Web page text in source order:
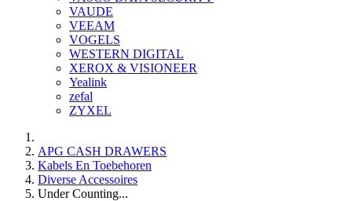
VAUDE
VEEAM
VOGELS
WESTERN DIGITAL
XEROX & VISIONEER
Yealink
zefal
ZYXEL
APG CASH DRAWERS
Kabels En Toebehoren
Diverse Accessoires
Under Counting...